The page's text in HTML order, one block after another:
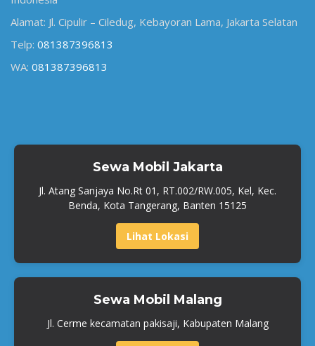
Alamat: Jl. Cipulir – Ciledug, Kebayoran Lama, Jakarta Selatan
Telp: 081387396813
WA: 081387396813
Sewa Mobil Jakarta
Jl. Atang Sanjaya No.Rt 01, RT.002/RW.005, Kel, Kec.
Benda, Kota Tangerang, Banten 15125
Lihat Lokasi
Sewa Mobil Malang
Jl. Cerme kecamatan pakisaji, Kabupaten Malang